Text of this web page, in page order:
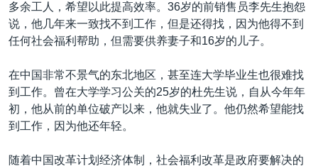
跳
转
到
索
欧洲
非洲
美洲
全球议题
科教·文娱·体健
军事
劳工
环境
白宫要闻
国会报道
美中关系
美国建国250周年
埃博拉疫情
美国之音专访
VOA视频
VOA今日焦点
中文广播
关注我们
多余工人，希望以此提高效率。36岁的前销售员李先生抱怨
说，他几年来一致找不到工作，但是还得找，因为他得不到
任何社会福利帮助，但需要供养妻子和16岁的儿子。
在中国非常不景气的东北地区，甚至连大学毕业生也很难找
到工作。曾在大学学习公关的25岁的杜先生说，自从今年年
初，他从前的单位破产以来，他就失业了。他仍然希望能找
到工作，因为他还年轻。
随着中国改革计划经济体制，社会福利改革是政府要解决的